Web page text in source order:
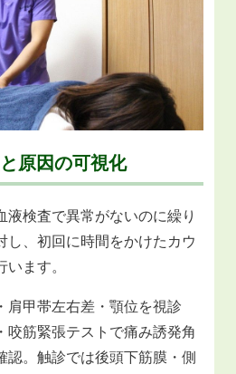
原因の可視化
液検査で異常がないのに繰り
し、初回に時間をかけたカウ
ます。
肩甲帯左右差・顎位を視診
咬筋緊張テストで痛み誘発角
認。触診では後頭下筋膜・側